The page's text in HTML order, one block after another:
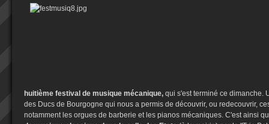
huitième festival de musique mécanique, qui s'est terminé ce dimanche.
des Ducs de Bourgogne qui nous a permis de découvrir, ou redecouvrir,
notamment les orgues de barberie et les pianos mécaniques. C'est ainsi